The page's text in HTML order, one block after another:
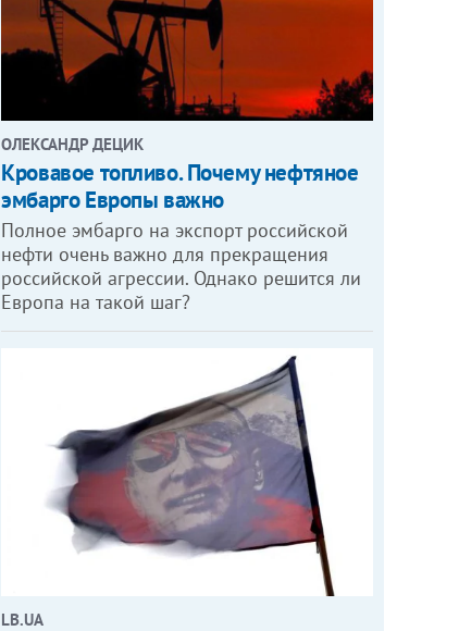
ОЛЕКСАНДР ДЕЦИК
Кровавое топливо. Почему нефтяное
эмбарго Европы важно
Полное эмбарго на экспорт российской
нефти очень важно для прекращения
российской агрессии. Однако решится ли
Европа на такой шаг?
LB.UA